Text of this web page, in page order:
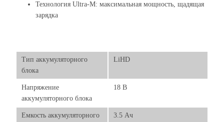
Технология Ultra-M: максимальная мощность, щадящая
зарядка
Тип аккумуляторного
блока
LiHD
Напряжение
аккумуляторного блока
18 В
Емкость аккумуляторного
3.5 Ач